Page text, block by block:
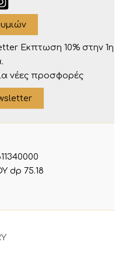
Eκπτωση 10% στην 1η
νέες προσφορές
dp 75.18